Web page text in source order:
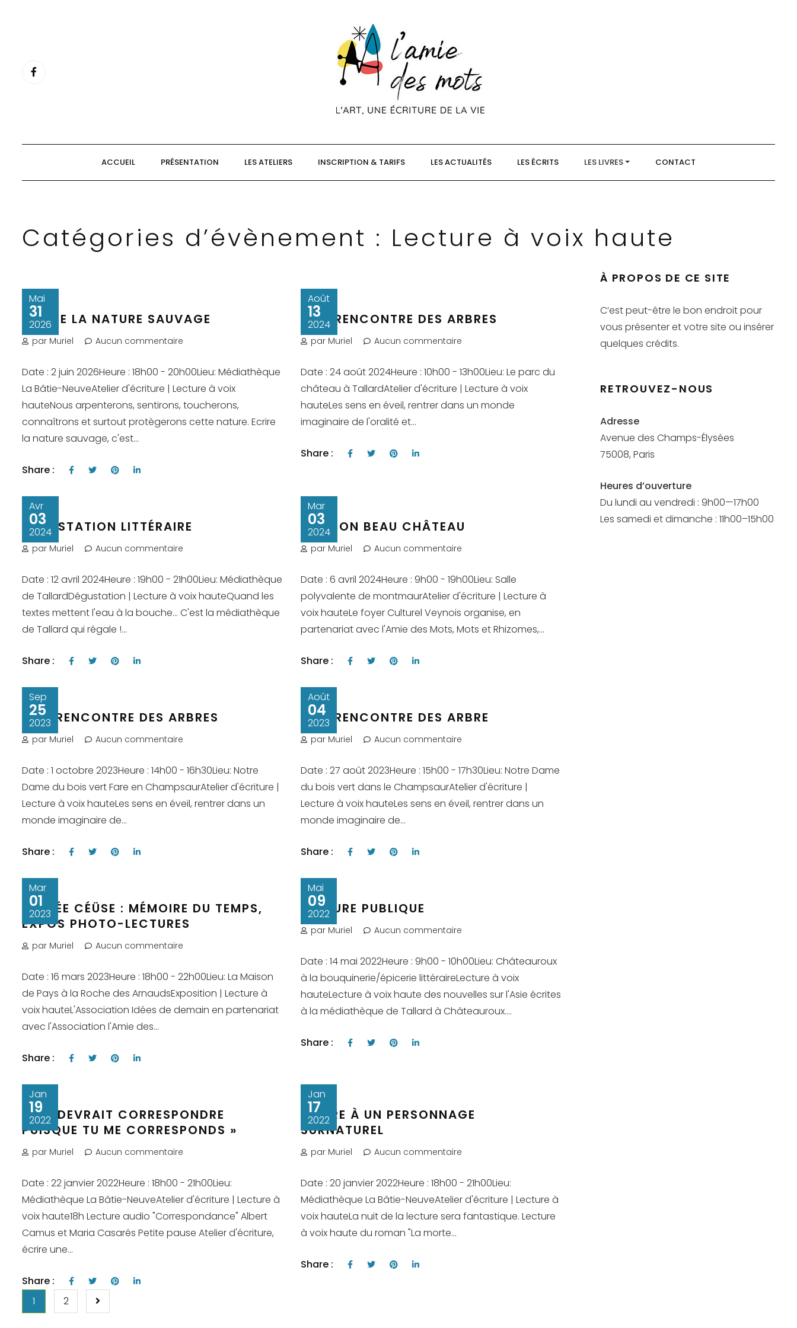
ACCUEIL PRÉSENTATION LES ATELIERS INSCRIPTION & TARIFS LES ACTUALITÉS LES ÉCRITS LES LIVRES CONTACT
Catégories d’évènement : Lecture à voix haute
Mai
31
2026
ECRIRE LA NATURE SAUVAGE
par Muriel Aucun commentaire
Date : 2 juin 2026Heure : 18h00 - 20h00Lieu: Médiathèque
La Bâtie-NeuveAtelier d'écriture | Lecture à voix
hauteNous arpenterons, sentirons, toucherons,
connaîtrons et surtout protègerons cette nature. Ecrire
la nature sauvage, c'est...
Share :
Août
13
2024
A LA RENCONTRE DES ARBRES
par Muriel Aucun commentaire
Date : 24 août 2024Heure : 10h00 - 13h00Lieu: Le parc du
château à TallardAtelier d'écriture | Lecture à voix
hauteLes sens en éveil, rentrer dans un monde
imaginaire de l'oralité et...
Share :
Avr
03
2024
DÉGUSTATION LITTÉRAIRE
par Muriel Aucun commentaire
Date : 12 avril 2024Heure : 19h00 - 21h00Lieu: Médiathèque
de TallardDégustation | Lecture à voix hauteQuand les
textes mettent l'eau à la bouche... C'est la médiathèque
de Tallard qui régale !...
Share :
Mar
03
2024
AH, MON BEAU CHÂTEAU
par Muriel Aucun commentaire
Date : 6 avril 2024Heure : 9h00 - 19h00Lieu: Salle
polyvalente de montmaurAtelier d'écriture | Lecture à
voix hauteLe foyer Culturel Veynois organise, en
partenariat avec l'Amie des Mots, Mots et Rhizomes,...
Share :
Sep
25
2023
A LA RENCONTRE DES ARBRES
par Muriel Aucun commentaire
Date : 1 octobre 2023Heure : 14h00 - 16h30Lieu: Notre
Dame du bois vert Fare en ChampsaurAtelier d'écriture |
Lecture à voix hauteLes sens en éveil, rentrer dans un
monde imaginaire de...
Share :
Août
04
2023
A LA RENCONTRE DES ARBRE
par Muriel Aucun commentaire
Date : 27 août 2023Heure : 15h00 - 17h30Lieu: Notre Dame
du bois vert dans le ChampsaurAtelier d'écriture |
Lecture à voix hauteLes sens en éveil, rentrer dans un
monde imaginaire de...
Share :
Mar
01
2023
VEILLÉE CÉÜSE : MÉMOIRE DU TEMPS,
EXPOS PHOTO-LECTURES
par Muriel Aucun commentaire
Date : 16 mars 2023Heure : 18h00 - 22h00Lieu: La Maison
de Pays à la Roche des ArnaudsExposition | Lecture à
voix hauteL'Association Idées de demain en partenariat
avec l'Association l'Amie des...
Share :
Mai
09
2022
LECTURE PUBLIQUE
par Muriel Aucun commentaire
Date : 14 mai 2022Heure : 9h00 - 10h00Lieu: Châteauroux
à la bouquinerie/épicerie littéraireLecture à voix
hauteLecture à voix haute des nouvelles sur l'Asie écrites
à la médiathèque de Tallard à Châteauroux....
Share :
Jan
19
2022
« ON DEVRAIT CORRESPONDRE
PUISQUE TU ME CORRESPONDS »
par Muriel Aucun commentaire
Date : 22 janvier 2022Heure : 18h00 - 21h00Lieu:
Médiathèque La Bâtie-NeuveAtelier d'écriture | Lecture à
voix haute18h Lecture audio "Correspondance" Albert
Camus et Maria Casarés Petite pause Atelier d'écriture,
écrire une...
Share :
Jan
17
2022
LETTRE À UN PERSONNAGE
SURNATUREL
par Muriel Aucun commentaire
Date : 20 janvier 2022Heure : 18h00 - 21h00Lieu:
Médiathèque La Bâtie-NeuveAtelier d'écriture | Lecture à
voix hauteLa nuit de la lecture sera fantastique. Lecture
à voix haute du roman "La morte...
Share :
PAGINATION
1 2
À PROPOS DE CE SITE
C’est peut-être le bon endroit pour
vous présenter et votre site ou insérer
quelques crédits.
RETROUVEZ-NOUS
Adresse
Avenue des Champs-Élysées
75008, Paris
Heures d’ouverture
Du lundi au vendredi : 9h00—17h00
Les samedi et dimanche : 11h00–15h00